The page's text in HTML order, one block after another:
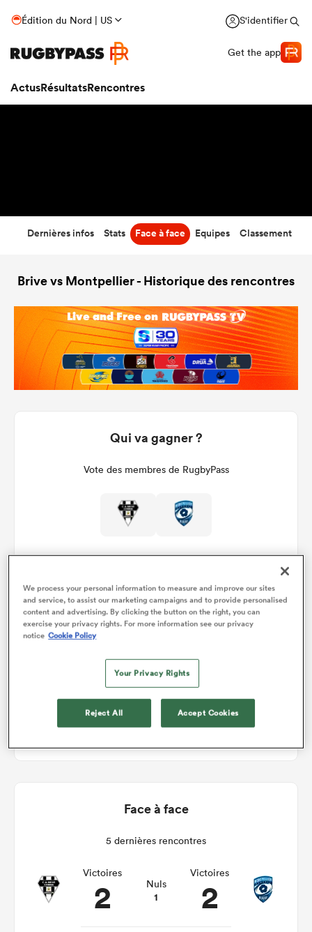
Édition du Nord | US S'identifier
Get the app
ActusRésultatsRencontres
Dernières infos Stats Face à face Equipes Classement
Brive vs Montpellier - Historique des rencontres
Qui va gagner ?
Vote des membres de RugbyPass
Détails du match
Brive v Montpellier
Dim 10th Janvier 2021, 06:00am PST
Face à face
5 dernières rencontres
Victoires
2 Nuls
1
Victoires
2
We process your personal information to measure and improve our sites
and service, to assist our marketing campaigns and to provide personalised
content and advertising. By clicking the button on the right, you can
exercise your privacy rights. For more information see our privacy
notice Cookie Policy
Your Privacy Rights
Reject All Accept Cookies